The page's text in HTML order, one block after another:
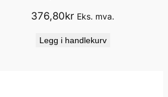
376,80kr Eks. mva.
Legg i handlekurv